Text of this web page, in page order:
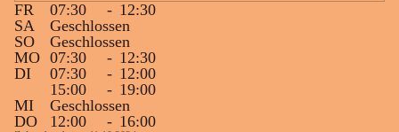
FR
07:30 - 12:30
SA
Geschlossen
SO
Geschlossen
MO 07:30 - 12:30
DI
07:30 - 12:00
15:00
- 19:00
MI
Geschlossen
DO
12:00 - 16:00